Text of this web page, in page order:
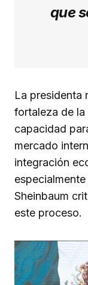
que
La presidenta
fortaleza de la
capacidad
mercado
integración
Sheinbaum
este proceso.